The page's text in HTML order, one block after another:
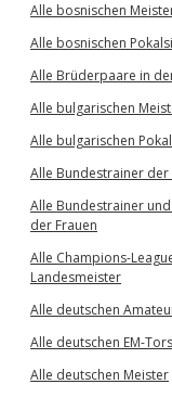
Alle bosnischen
Alle bosnischen
Alle Brüderpaare in
Alle bulgarischen
Alle bulgarischen
Alle Bundestrainer
Alle Bundestrainer
der Frauen
Alle Champions-
Landesmeister
Alle deutschen
Alle deutschen EM-
Alle deutschen Meister